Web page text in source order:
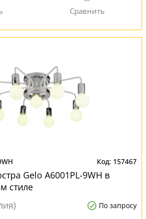
157467
Gelo A6001PL-9WH в
стиле
По запросу